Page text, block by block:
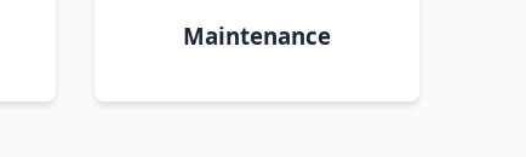
Maintenance